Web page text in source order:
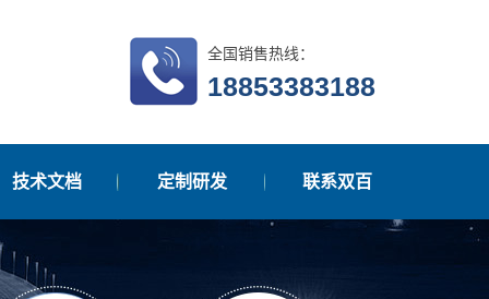
全国销售热线：
18853383188
技术文档 定制研发 联系双百